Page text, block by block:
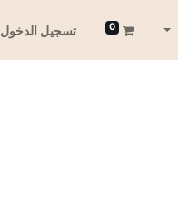
0 تسجيل الدخول